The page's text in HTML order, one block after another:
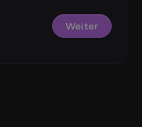
Weiter